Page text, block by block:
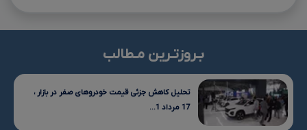
بـروزتـرین مـطالب
تحلیل کاهش جزئی قیمت خودروهای صفر در بازار ،
17 مرداد 1...